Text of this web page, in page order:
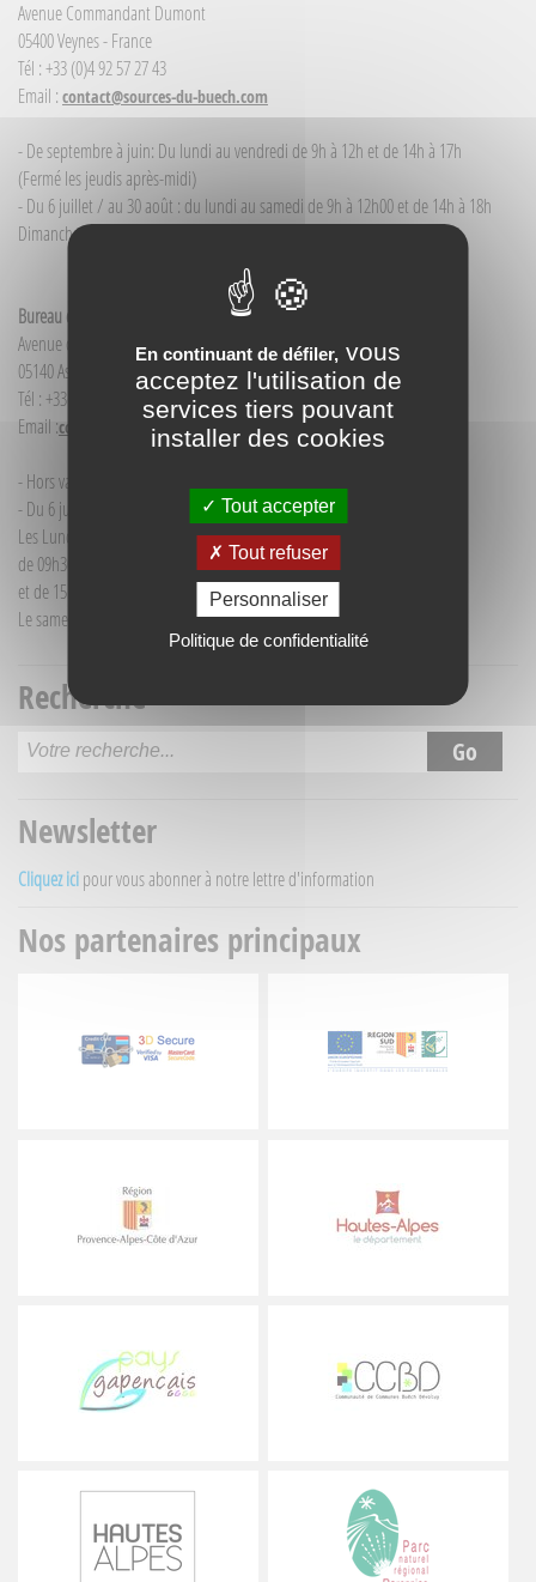
Avenue Commandant Dumont
05400 Veynes - France
Tél : +33 (0)4 92 57 27 43
Email : contact@sources-du-buech.com
- De septembre à juin: Du lundi au vendredi de 9h à 12h et de 14h à 17h
(Fermé les jeudis après-midi)
- Du 6 juillet / au 30 août : du lundi au samedi de 9h à 12h00 et de 14h à 18h
Dimanche et jour férié : 9h à 12h00
Bureau d'Informations touristiques Aspres-sur-Buëch
Avenue de la Gare
05140 Aspres-sur-Buëch - France
Tél : +33(0)4 92 58 68 88
Email :contact@sources-du-buech.com
- Hors vacances d'été : mardi de 9h30 à 12h00
- Du 6 juillet au 30 août :
Les Lundi et Mercredi
de 09h30 à 12h30
et de 15h30 à 18h00
Le samedi matin de 09h30 à 12h30
Recherche
Newsletter
Cliquez ici pour vous abonner à notre lettre d'information
Nos partenaires principaux
En continuant de défiler, vous
acceptez l'utilisation de
services tiers pouvant
installer des cookies
Tout accepter
Tout refuser
Personnaliser
Politique de confidentialité